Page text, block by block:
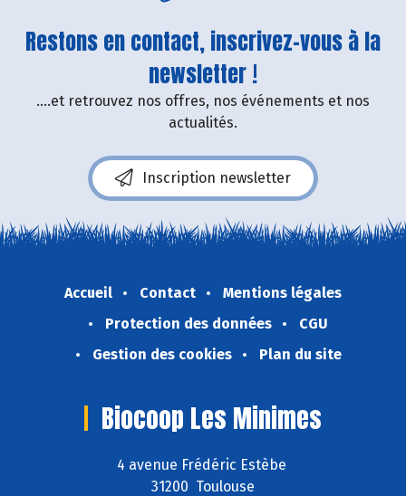
Restons en contact, inscrivez-vous à la
newsletter !
....et retrouvez nos offres, nos événements et nos
actualités.
Inscription newsletter
Accueil Contact
Mentions légales
Protection des données
CGU
Gestion des cookies
Plan du site
Biocoop Les Minimes
4 avenue Frédéric Estèbe
31200 Toulouse